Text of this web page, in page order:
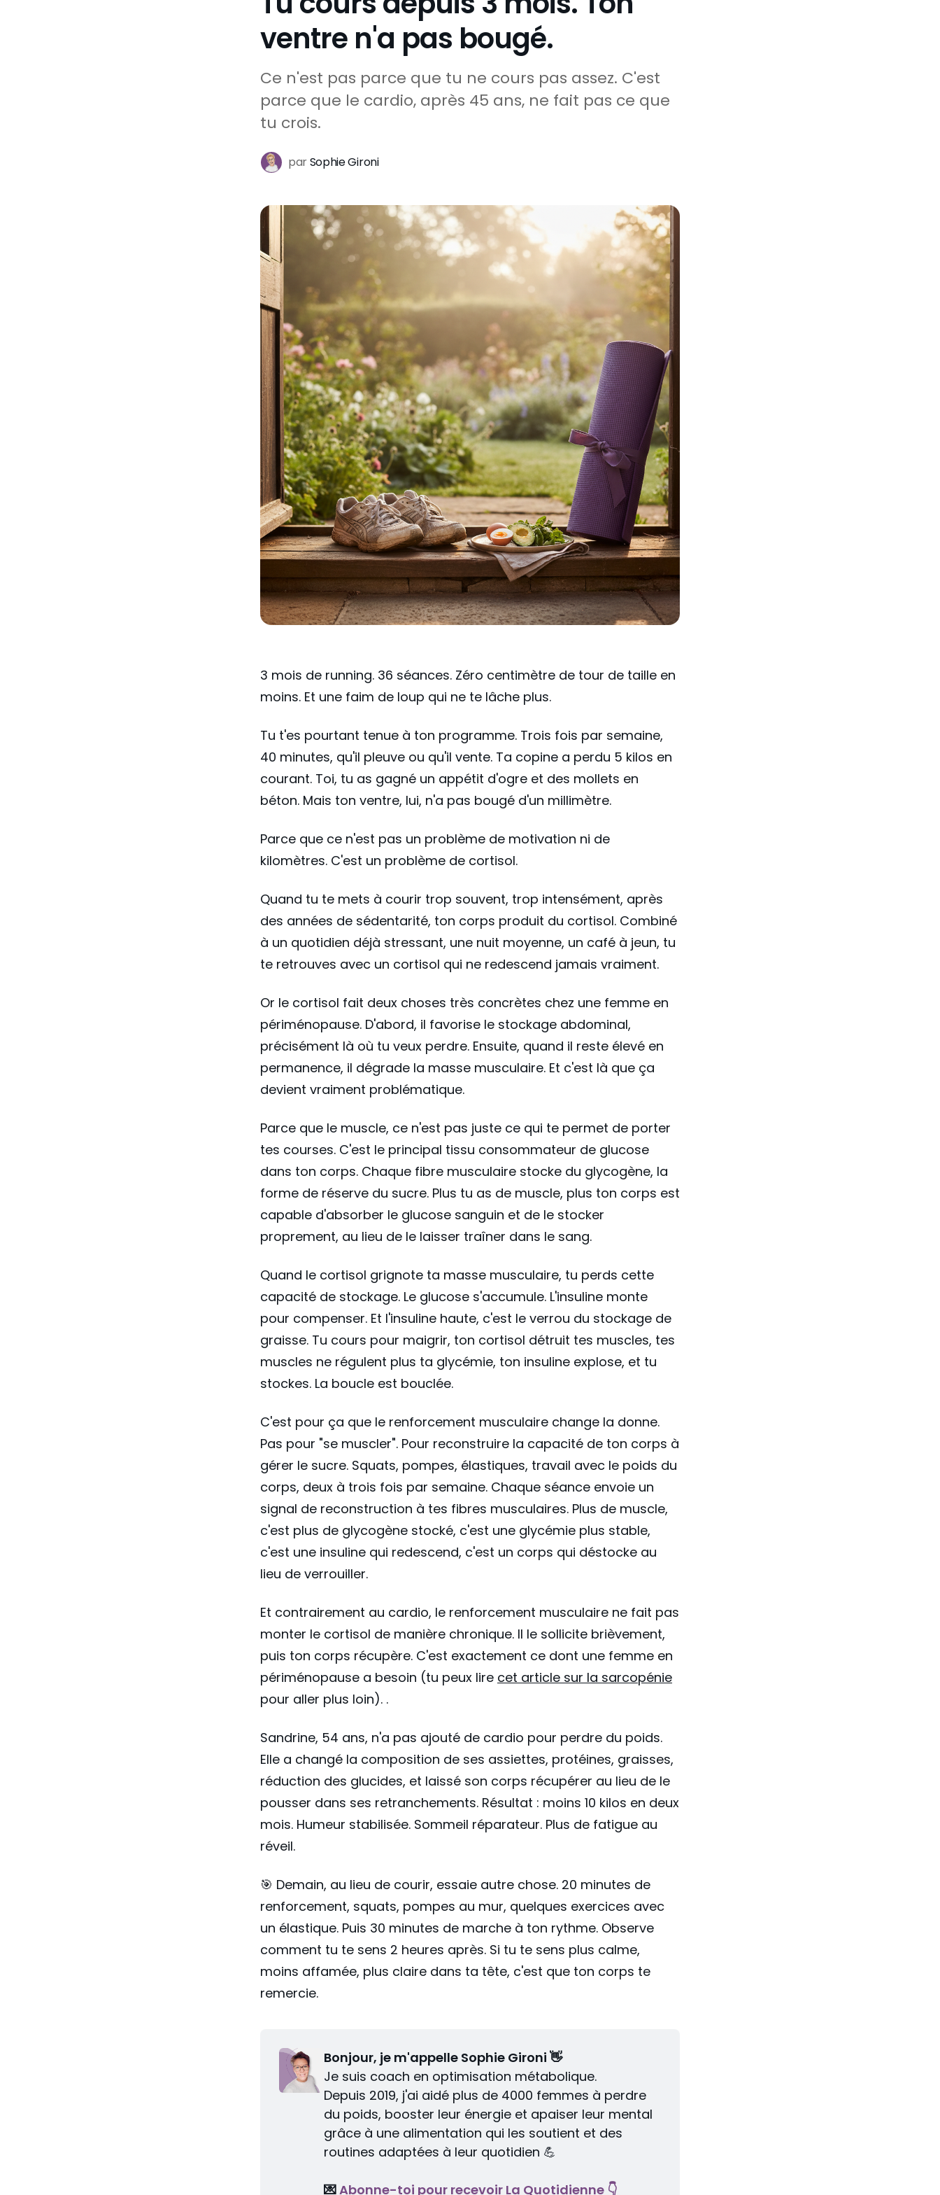
ventre n'a pas bougé.
Ce n'est pas parce que tu ne cours pas assez. C'est
parce que le cardio, après 45 ans, ne fait pas ce que
tu crois.
parSophie Gironi
3 mois de running. 36 séances. Zéro centimètre de tour de taille en
moins. Et une faim de loup qui ne te lâche plus.
Tu t'es pourtant tenue à ton programme. Trois fois par semaine,
40 minutes, qu'il pleuve ou qu'il vente. Ta copine a perdu 5 kilos en
courant. Toi, tu as gagné un appétit d'ogre et des mollets en
béton. Mais ton ventre, lui, n'a pas bougé d'un millimètre.
Parce que ce n'est pas un problème de motivation ni de
kilomètres. C'est un problème de cortisol.
Quand tu te mets à courir trop souvent, trop intensément, après
des années de sédentarité, ton corps produit du cortisol. Combiné
à un quotidien déjà stressant, une nuit moyenne, un café à jeun, tu
te retrouves avec un cortisol qui ne redescend jamais vraiment.
Or le cortisol fait deux choses très concrètes chez une femme en
périménopause. D'abord, il favorise le stockage abdominal,
précisément là où tu veux perdre. Ensuite, quand il reste élevé en
permanence, il dégrade la masse musculaire. Et c'est là que ça
devient vraiment problématique.
Parce que le muscle, ce n'est pas juste ce qui te permet de porter
tes courses. C'est le principal tissu consommateur de glucose
dans ton corps. Chaque fibre musculaire stocke du glycogène, la
forme de réserve du sucre. Plus tu as de muscle, plus ton corps est
capable d'absorber le glucose sanguin et de le stocker
proprement, au lieu de le laisser traîner dans le sang.
Quand le cortisol grignote ta masse musculaire, tu perds cette
capacité de stockage. Le glucose s'accumule. L'insuline monte
pour compenser. Et l'insuline haute, c'est le verrou du stockage de
graisse. Tu cours pour maigrir, ton cortisol détruit tes muscles, tes
muscles ne régulent plus ta glycémie, ton insuline explose, et tu
stockes. La boucle est bouclée.
C'est pour ça que le renforcement musculaire change la donne.
Pas pour "se muscler". Pour reconstruire la capacité de ton corps à
gérer le sucre. Squats, pompes, élastiques, travail avec le poids du
corps, deux à trois fois par semaine. Chaque séance envoie un
signal de reconstruction à tes fibres musculaires. Plus de muscle,
c'est plus de glycogène stocké, c'est une glycémie plus stable,
c'est une insuline qui redescend, c'est un corps qui déstocke au
lieu de verrouiller.
Et contrairement au cardio, le renforcement musculaire ne fait pas
monter le cortisol de manière chronique. Il le sollicite brièvement,
puis ton corps récupère. C'est exactement ce dont une femme en
périménopause a besoin (tu peux lire cet article sur la sarcopénie
pour aller plus loin). .
Sandrine, 54 ans, n'a pas ajouté de cardio pour perdre du poids.
Elle a changé la composition de ses assiettes, protéines, graisses,
réduction des glucides, et laissé son corps récupérer au lieu de le
pousser dans ses retranchements. Résultat : moins 10 kilos en deux
mois. Humeur stabilisée. Sommeil réparateur. Plus de fatigue au
réveil.
🎯 Demain, au lieu de courir, essaie autre chose. 20 minutes de
renforcement, squats, pompes au mur, quelques exercices avec
un élastique. Puis 30 minutes de marche à ton rythme. Observe
comment tu te sens 2 heures après. Si tu te sens plus calme,
moins affamée, plus claire dans ta tête, c'est que ton corps te
remercie.
Bonjour, je m'appelle Sophie Gironi 👋
Je suis coach en optimisation métabolique.
Depuis 2019, j'ai aidé plus de 4000 femmes à perdre
du poids, booster leur énergie et apaiser leur mental
grâce à une alimentation qui les soutient et des
routines adaptées à leur quotidien 💪
💌 Abonne-toi pour recevoir La Quotidienne 👇